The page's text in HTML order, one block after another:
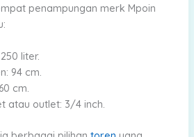
penampungan merk Mpoin
liter.
94 cm.
cm.
atau outlet: 3/4 inch.